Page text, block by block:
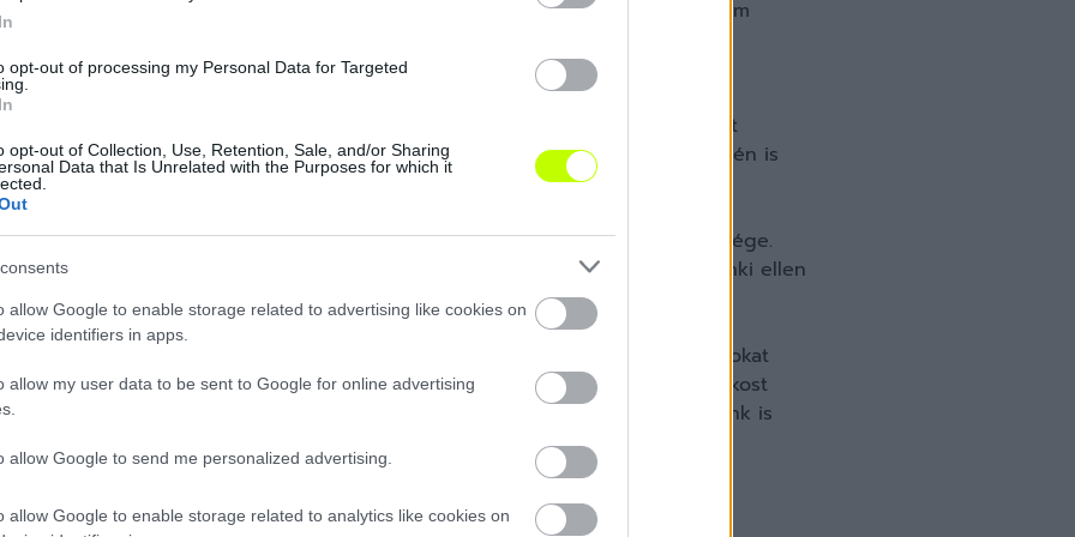
opt-out of processing my Personal Data for Targeted
opt-out of Collection, Use, Retention, Sale, and/or Sharing
Data that Is Unrelated with the Purposes for which it
allow Google to enable storage related to advertising like cookies on
identifiers in apps.
allow my user data to be sent to Google for online advertising
allow Google to send me personalized advertising.
allow Google to enable storage related to analytics like cookies on
NB II-es pályafutásomat, láthatja, hogy mindig az NB I.-ért küzdöttem
úgyhogy nem szeretnék ezzel konkrétan foglalkozni, ígérgetni. Inkább azt
után úgy jövünk le a pályáról, hogy a csapat jó eredményt ér el és ehhez én is
leszek. Nyilván csatárként az a legfontosabb feladatom, hogy gólt
lelkének. De ha sikeres velem a csapat és mondjuk egy-egy meccsen
akkor is elégedett leszek. Első és legfontosabb a csapat eredményessége.
közül korábban senkivel sem futballoztam együtt, ellenfélként szinte mindenki ellen
beilleszkedésemmel.
Lencse Lászlót, már karácsony körül megkezdtük a tárgyalásokat
Nem volt egyszerű, de küzdöttünk érte, hiszen benne van a gól. Olyan játékost
mi az NB II-.ben futballozni és sok gólt szerezni – reméljük tavasszal nálunk is
játékosokat igazolni és komoly erősítésekkel elérni a céljainkat.